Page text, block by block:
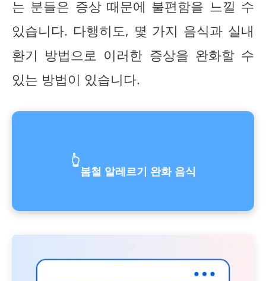
는 분들은 증상 때문에 불편함을 느낄 수
있습니다. 다행히도, 몇 가지 음식과 실내
환기 방법으로 이러한 증상을 완화할 수
있는 방법이 있습니다.
👆
봄철 알레르기 완화 음식